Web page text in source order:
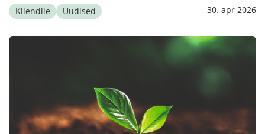
Kliendile Uudised 30. apr 2026